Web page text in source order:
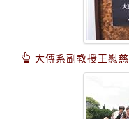
大傳系副教授王慰慈